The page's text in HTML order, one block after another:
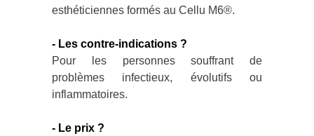
esthéticiennes formés au Cellu M6®.
- Les contre-indications ?
Pour les personnes souffrant de
problèmes infectieux, évolutifs ou
inflammatoires.
- Le prix ?